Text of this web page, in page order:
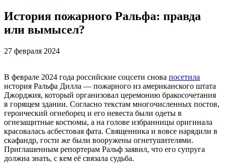
История пожарного Ральфа: правда
или вымысел?
27 февраля 2024
В феврале 2024 года российские соцсети снова посетила
история Ральфа Дилла — пожарного из американского штата
Джорджия, который организовал церемонию бракосочетания
в горящем здании. Согласно текстам многочисленных постов,
героический огнеборец и его невеста были одеты в
огнезащитные костюмы, а на голове избранницы оригинала
красовалась асбестовая фата. Священника и вовсе нарядили в
скафандр, гости же были вооружены огнетушителями.
Приглашенным репортерам Ральф заявил, что его супруга
должна знать, с кем её связала судьба.